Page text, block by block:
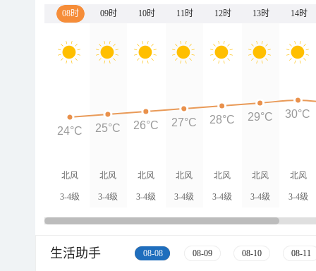
08时 09时 10时 11时 12时 13时 14时
北风
3-4级
北风
3-4级
北风
3-4级
北风
3-4级
北风
3-4级
北风
3-4级
北风
3-4级
24°C 25°C 26°C 27°C 28°C 29°C 30°C
生活助手 08-08 08-09 08-10 08-11